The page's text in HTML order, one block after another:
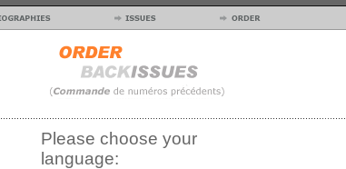
Please choose your
language: